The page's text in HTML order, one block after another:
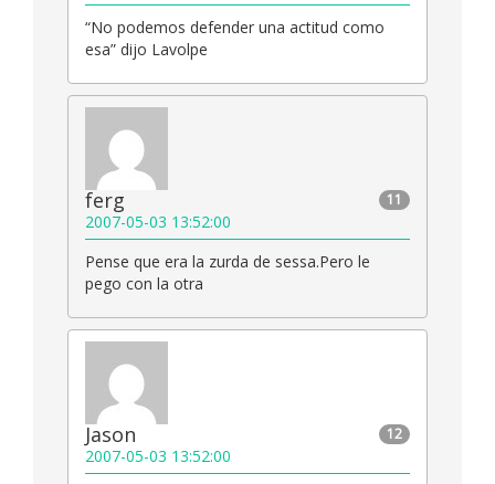
“No podemos defender una actitud como
esa” dijo Lavolpe
11
ferg
2007-05-03 13:52:00
Pense que era la zurda de sessa.Pero le
pego con la otra
12
Jason
2007-05-03 13:52:00